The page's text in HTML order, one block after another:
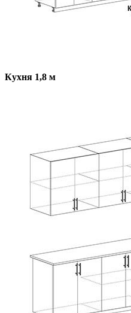
Кухня 1,8 м